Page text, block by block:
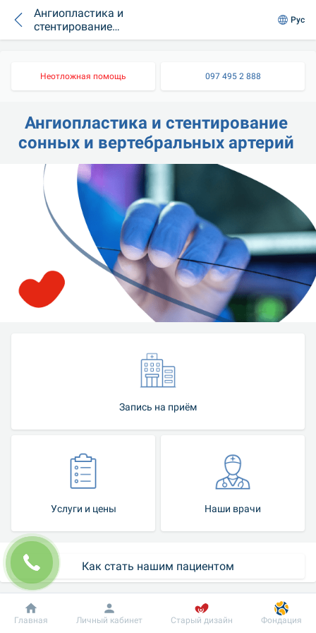
Ангиопластика и
стентирование
сонных и
Рус
Неотложная помощь 097 495 2 888
Ангиопластика и стентирование
сонных и вертебральных артерий
Запись на приём
Услуги и цены Наши врачи
Как стать нашим пациентом
Служба сопровождения пациентов
Контакт-центр
Добробут Информация Пациенту
Главная Личный кабинет Старый дизайн Фондация